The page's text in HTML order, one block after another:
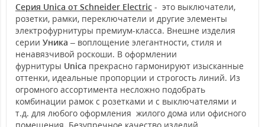
Серия Unica от Schneider Electric - это выключатели,
розетки, рамки, переключатели и другие элементы
электрофурнитуры премиум-класса. Внешне изделия
серии Уника – воплощение элегантности, стиля и
ненавязчивой роскоши. В оформлении
фурнитуры Unica прекрасно гармонируют изысканные
оттенки, идеальные пропорции и строгость линий. Из
огромного ассортимента несложно подобрать
комбинации рамок с розетками и с выключателями и
т.д. для любого оформления жилого дома или офисного